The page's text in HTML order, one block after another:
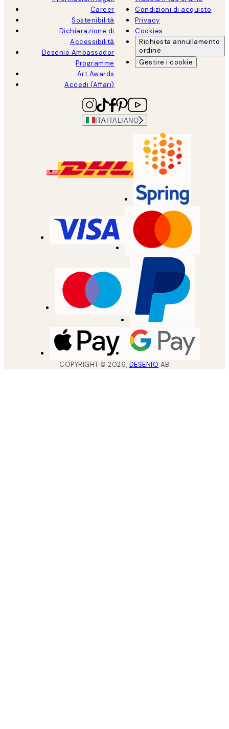
Career
Sostenibilità
Dichiarazione di
Accessibilità
Desenio Ambassador
Programme
Art Awards
Accedi (Affari)
Condizioni di acquisto
Privacy
Cookies
Richiesta annullamento
ordine
Gestire i cookie
ITAITALIANO
COPYRIGHT ©2026, DESENIO AB